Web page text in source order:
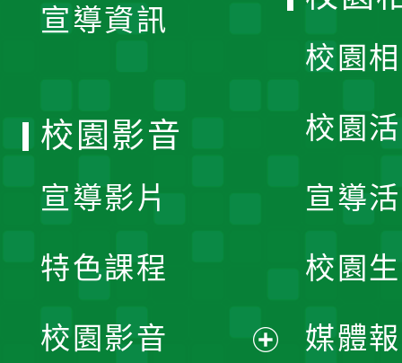
宣導資訊
校園
校園
宣導
校園
媒體
校園影音
宣導影片
特色課程
校園影音